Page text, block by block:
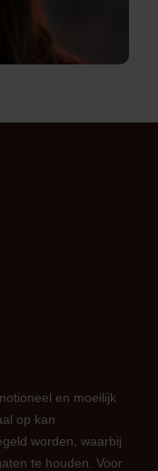
en moeilijk
op kan
worden, waarbij
te houden. Voor